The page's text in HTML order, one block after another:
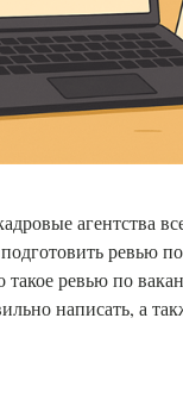
агентства
ревью
такое ревью по
написать, а